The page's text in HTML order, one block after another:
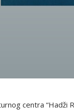
centra “Hadži